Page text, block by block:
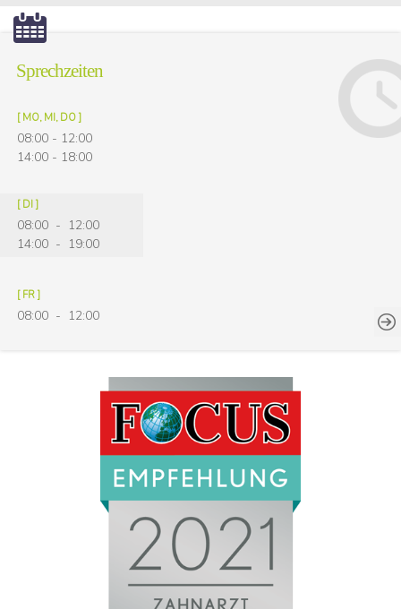
Sprechzeiten
[ MO, MI, DO ]
08:00 - 12:00
14:00 - 18:00
[ DI ]
08:00 - 12:00
14:00 - 19:00
[ FR ]
08:00 - 12:00